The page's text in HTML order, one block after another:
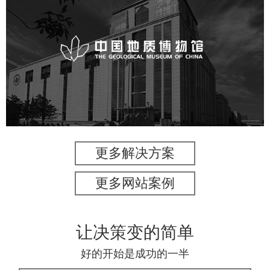
中国地质博物馆
文化艺术 博物馆 智慧博物馆
更多解决方案
更多网站案例
让决策变的简单
好的开始是成功的一半